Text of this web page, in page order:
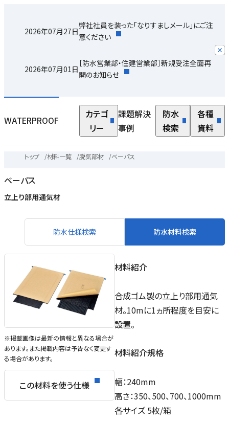
2026年07月27日
弊社社員を装った「なりすましメール」にご注
意ください
2026年07月01日
［防水営業部・住建営業部］新規受注全面再
開のお知らせ
WATERPROOF
カテゴ
リー
課題解決
事例
防水
検索
各種
資料
トップ /材料一覧 /脱気部材 /ベーパス
ベーパス
立上り部用通気材
防水仕様検索 防水材料検索
※掲載画像は最新の情報と異なる場合が
あります。また掲載内容は予告なく変更す
る場合があります。
この材料を使う仕様
材料紹介
合成ゴム製の立上り部用通気
材。10mに1ヵ所程度を目安に
設置。
材料紹介規格
幅：240mm
高さ：350、500、700、1000mm
各サイズ 5枚/箱